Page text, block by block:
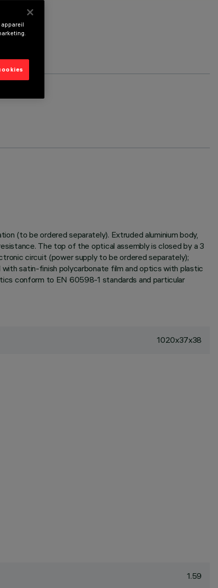
(to be ordered separately). Extruded aluminium body,
The top of the optical assembly is closed by a 3
circuit (power supply to be ordered separately);
satin-finish polycarbonate film and optics with plastic
conform to EN 60598-1 standards and particular
1020x37x38
1.59